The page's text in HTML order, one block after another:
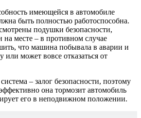
имеющейся в автомобиле
быть полностью работоспособна.
подушки безопасности,
на месте – в противном случае
что машина побывала в аварии и
или может вовсе отказаться от
– залог безопасности, поэтому
она тормозит автомобиль
его в неподвижном положении.